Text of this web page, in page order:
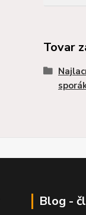
Tovar
Blog -